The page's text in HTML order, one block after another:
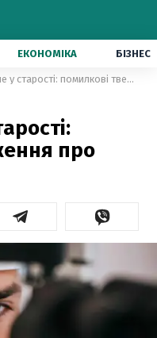
ЕКОНОМІКА БІЗНЕС
Виникає лише у старості: помилкові твердження про глаукому
про